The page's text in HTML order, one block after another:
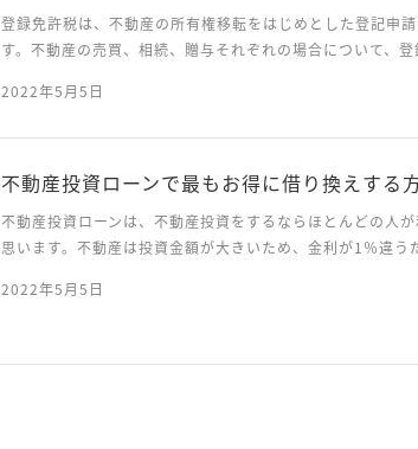
登録免許税は、不動産の所有権移転をはじめとした登記申
す。不動産の売買、相続、贈与それぞれの場合について、
場合、不動産取得税や固定資産税、都市計画税など、土地や
2022年5月5日
不動産投資ローンで最もお得に借り換えする
不動産投資ローンは、不動産投資をするならほとんどの人
思います。不動産は投資金額が大きいため、金利が1％違う
知識がなかったり、タイミングで思うようにいい条件でロー
2022年5月5日